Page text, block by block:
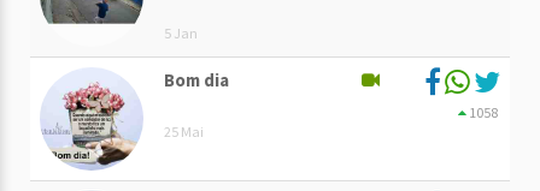
5 Jan
Bom dia
25 Mai
1058